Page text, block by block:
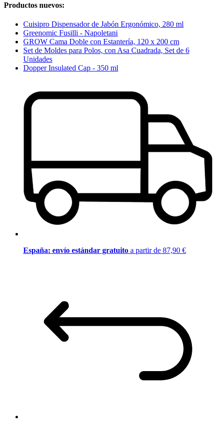
Productos nuevos:
Cuisipro Dispensador de Jabón Ergonómico, 280 ml
Greenomic Fusilli - Napoletani
GROW Cama Doble con Estantería, 120 x 200 cm
Set de Moldes para Polos, con Asa Cuadrada, Set de 6
Unidades
Dopper Insulated Cap - 350 ml
España: envío estándar gratuito a partir de 87,90 €